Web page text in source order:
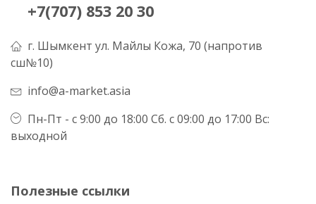
+7(707) 853 20 30
г. Шымкент ул. Майлы Кожа, 70 (напротив
сш№10)
info@a-market.asia
Пн-Пт - с 9:00 до 18:00 Сб. с 09:00 до 17:00 Вс:
выходной
Полезные ссылки